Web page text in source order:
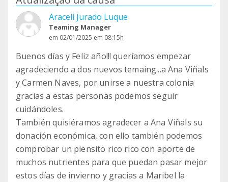
Araceli Jurado Luque
Teaming Manager
em 02/01/2025 em 08:15h
Buenos días y Feliz año!!! queríamos empezar
agradeciendo a dos nuevos temaing...a Ana Viñals
y Carmen Naves, por unirse a nuestra colonia
gracias a estas personas podemos seguir
cuidándoles.
También quisiéramos agradecer a Ana Viñals su
donación económica, con ello también podemos
comprobar un piensito rico rico con aporte de
muchos nutrientes para que puedan pasar mejor
estos días de invierno y gracias a Maribel la